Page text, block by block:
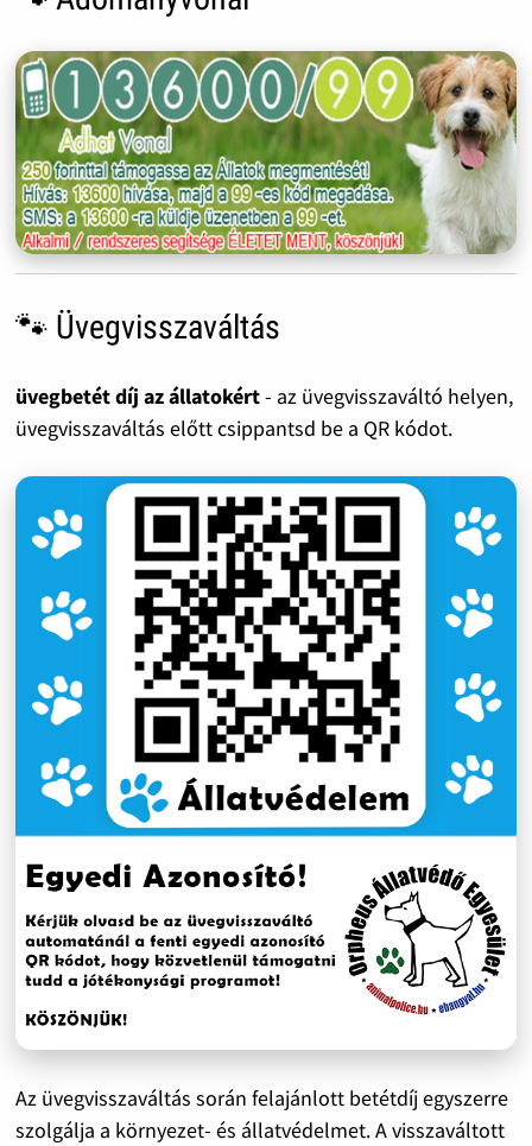
🐾 Üvegvisszaváltás
üvegbetét díj az állatokért- az üvegvisszaváltó helyen,
üvegvisszaváltás előtt csippantsd be a QR kódot.
Az üvegvisszaváltás során felajánlott betétdíj egyszerre
szolgálja a környezet- és állatvédelmet. A visszaváltott